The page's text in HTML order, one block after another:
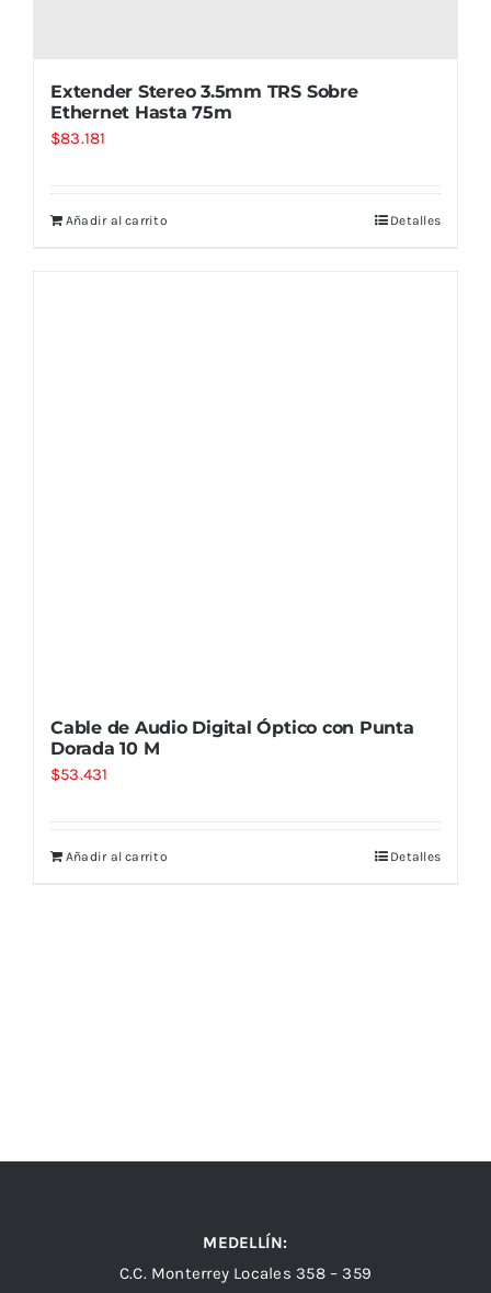
Extender Stereo 3.5mm TRS Sobre
Ethernet Hasta 75m
$83.181
Añadir al carrito Detalles
Cable de Audio Digital Óptico con Punta
Dorada 10 M
$53.431
Añadir al carrito Detalles
MEDELLÍN:
C.C. Monterrey Locales 358 – 359